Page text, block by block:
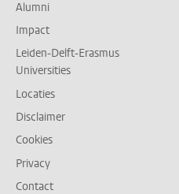
Alumni
Impact
Leiden-Delft-Erasmus
Universities
Locaties
Disclaimer
Cookies
Privacy
Contact